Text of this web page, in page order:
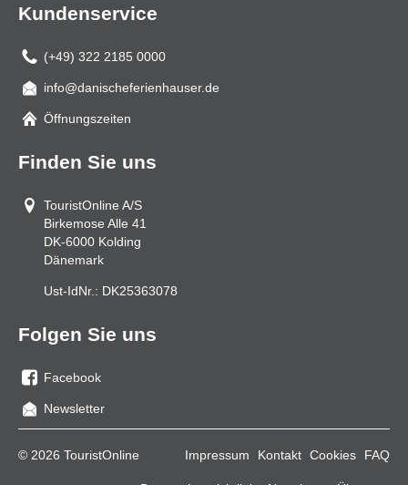
Kundenservice
(+49) 322 2185 0000
Mail
info@danischeferienhauser.de
Öffnungszeiten
Finden Sie uns
TouristOnline A/S
Birkemose Alle 41
DK-6000 Kolding
Dänemark
Ust-IdNr.: DK25363078
Folgen Sie uns
Sie
uns
Facebook
Newsletter
© 2026 TouristOnline Impressum Kontakt Cookies FAQ